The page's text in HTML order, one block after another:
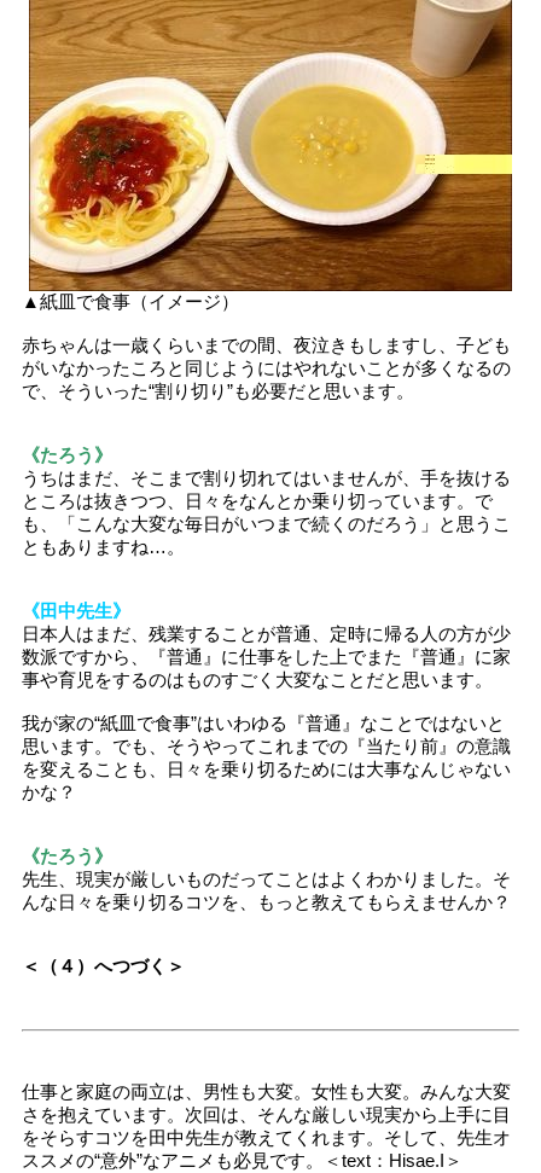
▲紙皿で食事（イメージ）
赤ちゃんは一歳くらいまでの間、夜泣きもしますし、子ども
がいなかったころと同じようにはやれないことが多くなるの
で、そういった“割り切り”も必要だと思います。
《たろう》
うちはまだ、そこまで割り切れてはいませんが、手を抜ける
ところは抜きつつ、日々をなんとか乗り切っています。で
も、「こんな大変な毎日がいつまで続くのだろう」と思うこ
ともありますね…。
《田中先生》
日本人はまだ、残業することが普通、定時に帰る人の方が少
数派ですから、『普通』に仕事をした上でまた『普通』に家
事や育児をするのはものすごく大変なことだと思います。
我が家の“紙皿で食事”はいわゆる『普通』なことではないと
思います。でも、そうやってこれまでの『当たり前』の意識
を変えることも、日々を乗り切るためには大事なんじゃない
かな？
《たろう》
先生、現実が厳しいものだってことはよくわかりました。そ
んな日々を乗り切るコツを、もっと教えてもらえませんか？
＜（４）へつづく＞
仕事と家庭の両立は、男性も大変。女性も大変。みんな大変
さを抱えています。次回は、そんな厳しい現実から上手に目
をそらすコツを田中先生が教えてくれます。そして、先生オ
ススメの“意外”なアニメも必見です。＜text：Hisae.I＞